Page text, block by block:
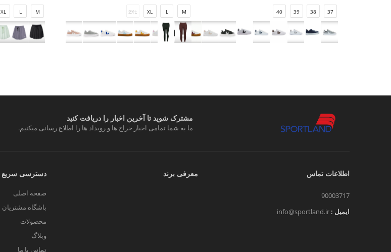
37
38
39
40
M
L
XL
2XL
M
L
XL
مشترک شوید تا آخرین اخبار را دریافت کنید
ما به شما تمامی اخبار حراج ها و رویداد ها را اطلاع رسانی میکنیم.
اطلاعات تماس
90003717
ایمیل : info@sportland.ir
معرفی برند دسترسی سریع
صفحه اصلی
باشگاه مشتریان
محصولات
وبلاگ
تماس با ما